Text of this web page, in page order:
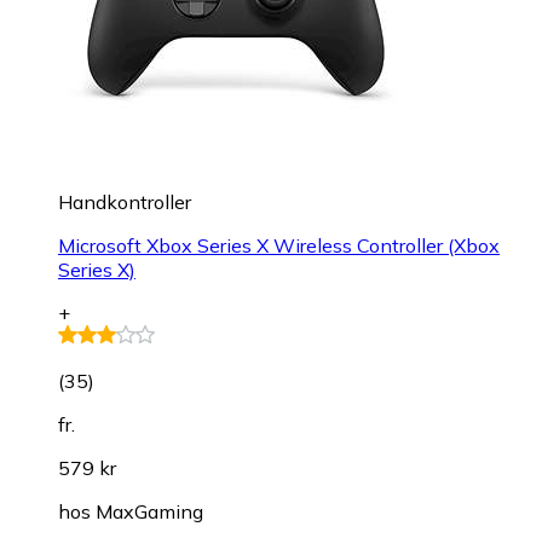
Handkontroller
Microsoft Xbox Series X Wireless Controller (Xbox
Series X)
+
(35)
fr.
579 kr
hos MaxGaming